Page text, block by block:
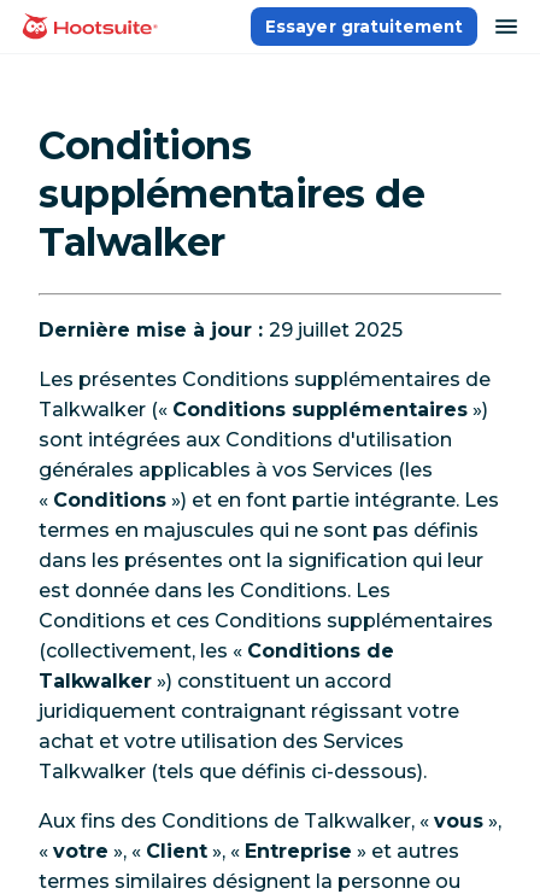
Aller
Accueil
Essayer gratuitement
Conditions
supplémentaires de
Talwalker
Dernière mise à jour : 29 juillet 2025
Les présentes Conditions supplémentaires de
Talkwalker (« Conditions supplémentaires »)
sont intégrées aux Conditions d'utilisation
générales applicables à vos Services (les
« Conditions ») et en font partie intégrante. Les
termes en majuscules qui ne sont pas définis
dans les présentes ont la signification qui leur
est donnée dans les Conditions. Les
Conditions et ces Conditions supplémentaires
(collectivement, les « Conditions de
Talkwalker ») constituent un accord
juridiquement contraignant régissant votre
achat et votre utilisation des Services
Talkwalker (tels que définis ci-dessous).
Aux fins des Conditions de Talkwalker, « vous »,
« votre », « Client », « Entreprise » et autres
termes similaires désignent la personne ou